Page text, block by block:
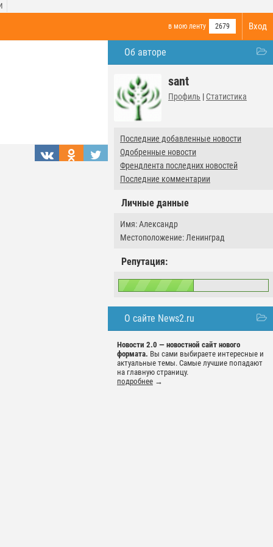
Вход
в мою ленту 2679
Об авторе
sant
Профиль | Статистика
Последние добавленные новости
Одобренные новости
Френдлента последних новостей
Последние комментарии
Личные данные
Имя: Александр
Местоположение: Ленинград
Репутация:
О сайте News2.ru
Новости 2.0 — новостной сайт нового
формата. Вы сами выбираете интересные и
актуальные темы. Самые лучшие попадают
на главную страницу.
подробнее →